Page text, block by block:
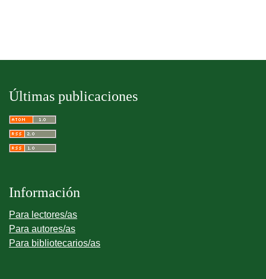
Últimas publicaciones
Información
Para lectores/as
Para autores/as
Para bibliotecarios/as